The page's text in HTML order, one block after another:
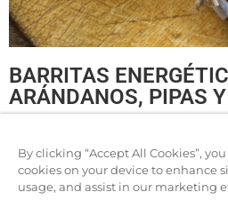
BARRITAS
ARÁNDANOS, PIPAS
Arándanos deshidratados
Uvas pasas
By clicking “Accept All Cookies”,
cookies on your device to enhance
usage, and assist in our marketing